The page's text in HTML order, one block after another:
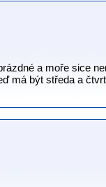
a moře sice
má být středa a